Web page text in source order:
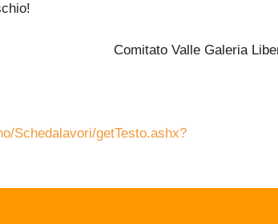
Comitato Valle Galeria
Schedalavori/getTesto.ashx?